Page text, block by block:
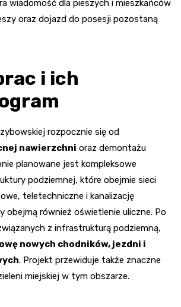
wiadomość dla pieszych i mieszkańców
oraz dojazd do posesji pozostaną
i ich
rozpocznie się od
nawierzchni oraz demontażu
planowane jest kompleksowe
podziemnej, które obejmie sieci
teletechniczne i kanalizację
obejmą również oświetlenie uliczne. Po
z infrastrukturą podziemną,
nowych chodników, jezdni i
. Projekt przewiduje także znaczne
miejskiej w tym obszarze.